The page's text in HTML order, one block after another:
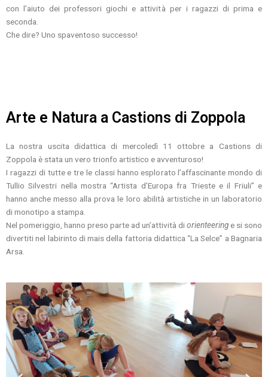
con l’aiuto dei professori giochi e attività per i ragazzi di prima e
seconda.
Che dire? Uno spaventoso successo!
Arte e Natura a Castions di Zoppola
La nostra uscita didattica di mercoledì 11 ottobre a Castions di
Zoppola è stata un vero trionfo artistico e avventuroso!
I ragazzi di tutte e tre le classi hanno esplorato l’affascinante mondo di
Tullio Silvestri nella mostra “Artista d’Europa fra Trieste e il Friuli” e
hanno anche messo alla prova le loro abilità artistiche in un laboratorio
di monotipo a stampa.
Nel pomeriggio, hanno preso parte ad un’attività diorienteeringe si sono
divertiti nel labirinto di mais della fattoria didattica “La Selce” a Bagnaria
Arsa.